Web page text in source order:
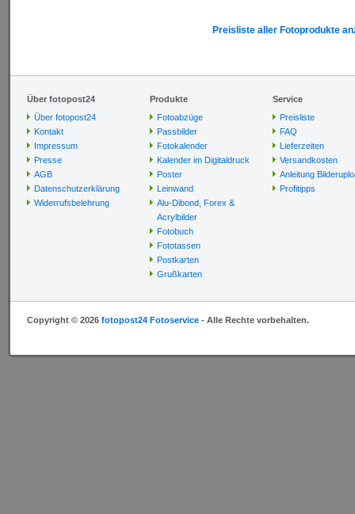
Preisliste aller Fotoprodukte
Über fotopost24
Über fotopost24
Kontakt
Impressum
Presse
AGB
Datenschutzerklärung
Widerrufsbelehrung
Produkte
Fotoabzüge
Passbilder
Fotokalender
Kalender im Digitaldruck
Poster
Leinwand
Alu-Dibond, Forex &
Acrylbilder
Fotobuch
Fototassen
Postkarten
Grußkarten
Service
Preisliste
FAQ
Lieferzeiten
Versandkosten
Anleitung
Profitipps
Copyright © 2026 fotopost24 Fotoservice - Alle Rechte vorbehalten.